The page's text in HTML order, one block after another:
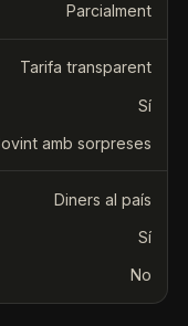
Parcialment
Tarifa transparent
Sí
amb sorpreses
Diners al país
Sí
No